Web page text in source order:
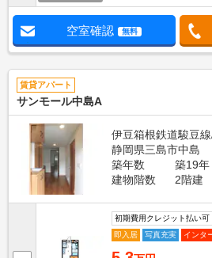
空室確認 無料
賃貸アパート
サンモール中島A
伊豆箱根鉄道駿豆
静岡県三島市中島
築年数
築19年
建物階数
2階建
初期費用クレジット払い可
即入居
写真充実 インタ